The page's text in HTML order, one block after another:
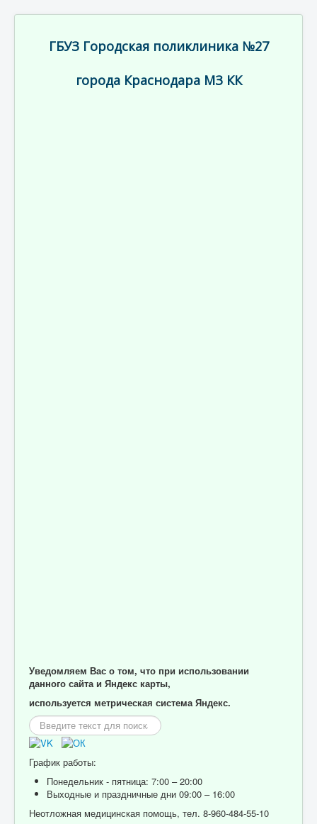
ГБУЗ Городская поликлиника №27
города Краснодара МЗ КК
Уведомляем Вас о том, что при использовании
данного сайта и Яндекс карты,
используется метрическая система Яндекс.
Искать...
График работы:
Понедельник - пятница: 7:00 – 20:00
Выходные и праздничные дни 09:00 – 16:00
Неотложная медицинская помощь, тел. 8-960-484-55-10